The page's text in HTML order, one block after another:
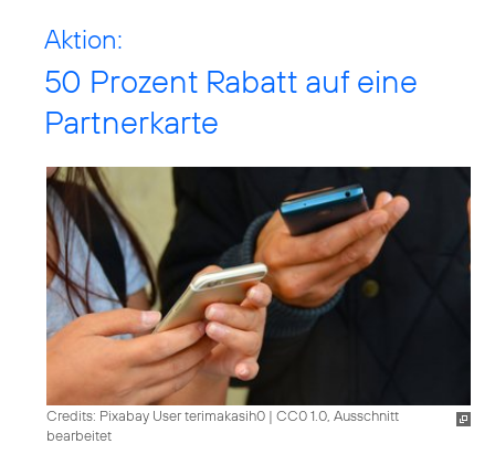
Aktion:
50 Prozent Rabatt auf eine
Partnerkarte
Credits: Pixabay User terimakasih0 | CC0 1.0, Ausschnitt
bearbeitet